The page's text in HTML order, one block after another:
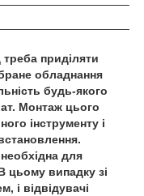
приділяти
обладнання
будь-якого
Монтаж цього
інструменту і
для
цьому випадку зі
і відвідувачі